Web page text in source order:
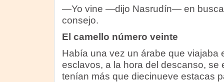
—Yo vine —dijo Nasrudín— en busca
consejo.
El camello número veinte
Había una vez un árabe que viajaba
esclavos, a la hora del descanso, se
tenían más que diecinueve estacas